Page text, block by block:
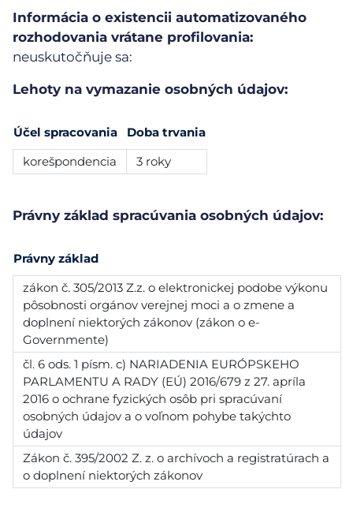
Informácia o existencii automatizovaného
rozhodovania vrátane profilovania:
neuskutočňuje sa:
Lehoty na vymazanie osobných údajov:
Účel spracovania
Doba trvania
korešpondencia
3 roky
Právny základ spracúvania osobných údajov:
Právny základ
zákon č. 305/2013 Z.z. o elektronickej podobe výkonu
pôsobnosti orgánov verejnej moci a o zmene a
doplnení niektorých zákonov (zákon o e-
Governmente)
čl. 6 ods. 1 písm. c) NARIADENIA EURÓPSKEHO
PARLAMENTU A RADY (EÚ) 2016/679 z 27. apríla
2016 o ochrane fyzických osôb pri spracúvaní
osobných údajov a o voľnom pohybe takýchto
údajov
Zákon č. 395/2002 Z. z. o archívoch a registratúrach a
o doplnení niektorých zákonov